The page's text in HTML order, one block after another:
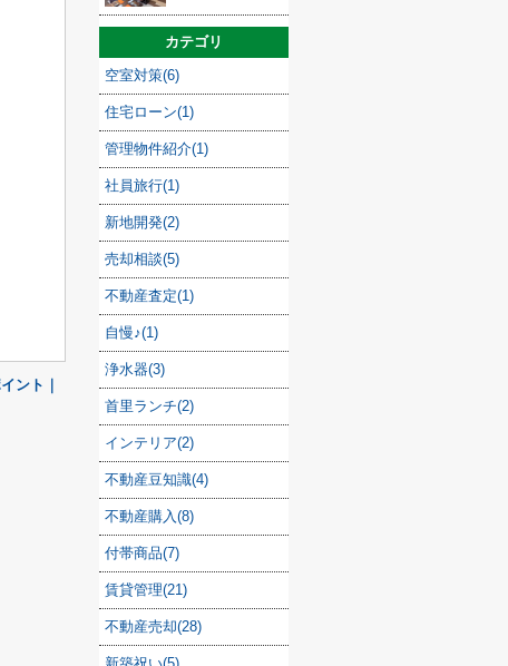
ント｜
カテゴリ
空室対策(6)
住宅ローン(1)
管理物件紹介(1)
社員旅行(1)
新地開発(2)
売却相談(5)
不動産査定(1)
自慢♪(1)
浄水器(3)
首里ランチ(2)
インテリア(2)
不動産豆知識(4)
不動産購入(8)
付帯商品(7)
賃貸管理(21)
不動産売却(28)